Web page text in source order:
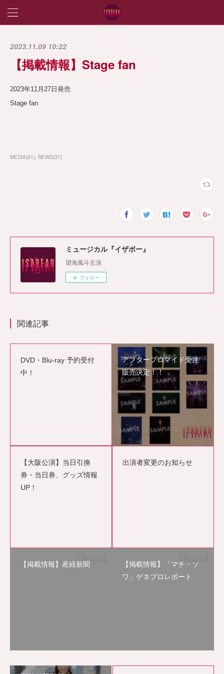
2023.11.09 10:22
【掲載情報】Stage fan
2023年11月27日発売
Stage fan
MEDIA(21) NEWS(37)
ミュージカル『イザボー』
望海風斗主演
フォロー
関連記事
DVD・Blu-ray 予約受付
中！
アフターブロマイド受注
販売決定！！
【大阪公演】当日引換
券・当日券、グッズ情報
UP！
出演者変更のお知らせ
【掲載情報】産経新聞
【掲載情報】「マチ・ソ
ワ」ゲネプロレポート